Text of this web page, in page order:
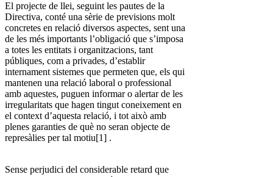
El projecte de llei, seguint les pautes de la
Directiva, conté una sèrie de previsions molt
concretes en relació diversos aspectes, sent una
de les més importants l’obligació que s’imposa
a totes les entitats i organitzacions, tant
públiques, com a privades, d’establir
internament sistemes que permeten que, els qui
mantenen una relació laboral o professional
amb aquestes, puguen informar o alertar de les
irregularitats que hagen tingut coneixement en
el context d’aquesta relació, i tot això amb
plenes garanties de què no seran objecte de
represàlies per tal motiu[1] .
Sense perjudici del considerable retard que